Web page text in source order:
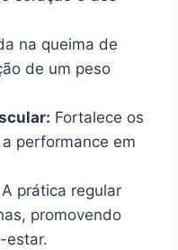
na queima de
de um peso
Fortalece os
performance em
A prática regular
promovendo
estar.